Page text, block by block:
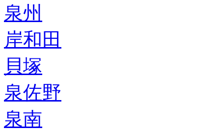
泉州
岸和田
貝塚
泉佐野
泉南